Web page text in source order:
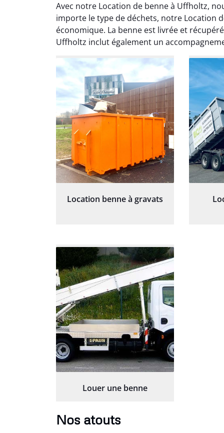
Avec notre Location de benne à Uffholtz,
importe le type de déchets, notre Location
économique. La benne est livrée et
Uffholtz inclut également un
Location benne à gravats
Louer une benne
Nos atouts
Le
et
notre
prêt